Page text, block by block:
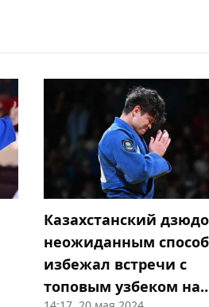
Казахстанский
неожиданным
избежал встречи с
топовым узбеком на